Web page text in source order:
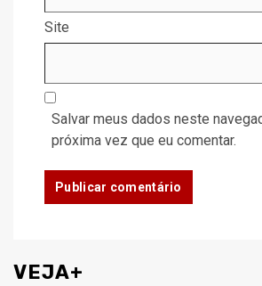
Site
Salvar meus dados neste
próxima vez que eu comentar.
VEJA+